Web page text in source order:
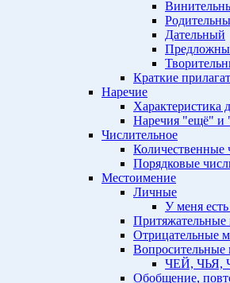
Дательный
Краткие
Наречие
Характеристика
Наречия "ещё" и
Числительное
Количественные
Порядковые
Местоимение
Личные
У меня есть
Притяжательные
Отрицательные
Вопросительные
ЧЕЙ, ЧЬЯ,
Обобщение,